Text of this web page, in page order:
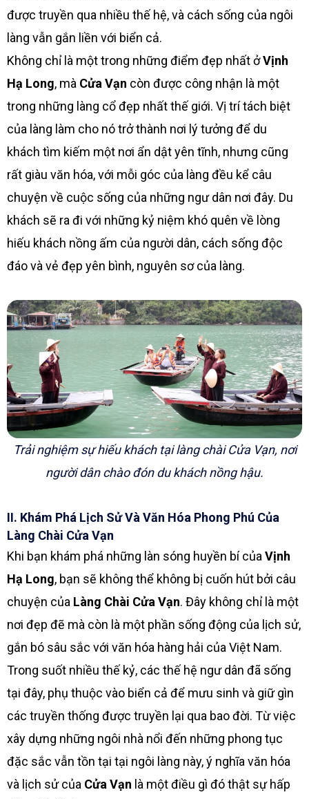
được truyền qua nhiều thế hệ, và cách sống của ngôi
làng vẫn gắn liền với biển cả.
Không chỉ là một trong những điểm đẹp nhất ởVịnh
Hạ Long, mà Cửa Vạn còn được công nhận là một
trong những làng cổ đẹp nhất thế giới. Vị trí tách biệt
của làng làm cho nó trở thành nơi lý tưởng để du
khách tìm kiếm một nơi ẩn dật yên tĩnh, nhưng cũng
rất giàu văn hóa, với mỗi góc của làng đều kể câu
chuyện về cuộc sống của những ngư dân nơi đây. Du
khách sẽ ra đi với những kỷ niệm khó quên về lòng
hiếu khách nồng ấm của người dân, cách sống độc
đáo và vẻ đẹp yên bình, nguyên sơ của làng.
Trải nghiệm sự hiếu khách tại làng chài Cửa Vạn, nơi
người dân chào đón du khách nồng hậu.
II. Khám Phá Lịch Sử Và Văn Hóa Phong Phú Của
Làng Chài Cửa Vạn
Khi bạn khám phá những làn sóng huyền bí của Vịnh
Hạ Long, bạn sẽ không thể không bị cuốn hút bởi câu
chuyện của Làng Chài Cửa Vạn. Đây không chỉ là một
nơi đẹp đẽ mà còn là một phần sống động của lịch sử,
gắn bó sâu sắc với văn hóa hàng hải của Việt Nam.
Trong suốt nhiều thế kỷ, các thế hệ ngư dân đã sống
tại đây, phụ thuộc vào biển cả để mưu sinh và giữ gìn
các truyền thống được truyền lại qua bao đời. Từ việc
xây dựng những ngôi nhà nổi đến những phong tục
đặc sắc vẫn tồn tại tại ngôi làng này, ý nghĩa văn hóa
và lịch sử của Cửa Vạn là một điều gì đó thật sự hấp